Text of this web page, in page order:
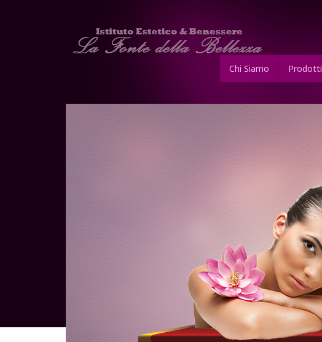
Chi Siamo Prodotti